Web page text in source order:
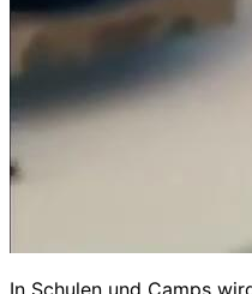
In Schulen und Camps